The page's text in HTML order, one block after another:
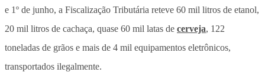
e 1º de junho, a Fiscalização Tributária reteve 60 mil litros de etanol,
20 mil litros de cachaça, quase 60 mil latas de cerveja, 122
toneladas de grãos e mais de 4 mil equipamentos eletrônicos,
transportados ilegalmente.